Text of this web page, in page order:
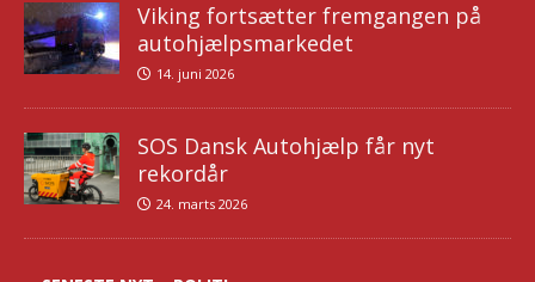
Viking fortsætter fremgangen på
autohjælpsmarkedet
14. juni 2026
SOS Dansk Autohjælp får nyt
rekordår
24. marts 2026